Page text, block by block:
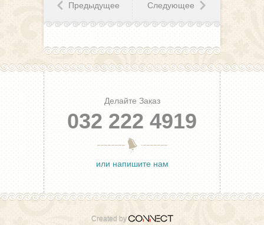
Предыдущее Следующее
Делайте Заказ
032 222 4919
или напишите нам
Created by